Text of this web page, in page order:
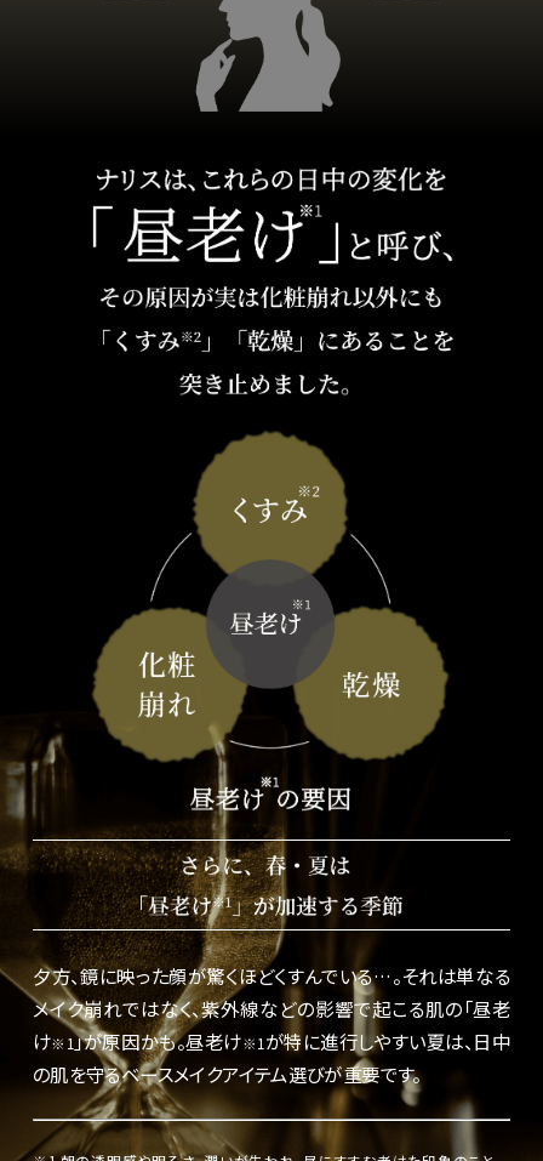
夕方、鏡に映った顔が驚くほどくすんでいる…。それは単なる
メイク崩れではなく、紫外線などの影響で起こる肌の「昼老
け※1」が原因かも。昼老け※1 が特に進行しやすい夏は、日中
の肌を守るベースメイクアイテム選びが重要です。